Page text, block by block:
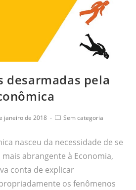
desarmadas pela
janeiro de 2018 Sem categoria
nasceu da necessidade de se
abrangente à Economia,
conta de explicar
os fenômenos